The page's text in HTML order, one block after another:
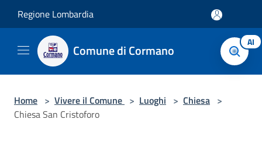
Regione Lombardia
Comune di Cormano AI
Home > Vivere il Comune > Luoghi > Chiesa >
Chiesa San Cristoforo